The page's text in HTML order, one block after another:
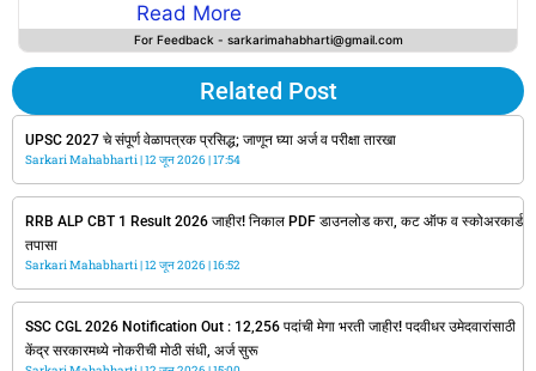
भरती, रेल्वे भरती, Bank Jobs, SSC, UPSC, PSC,
Defence Jobs तसेच सर्व राज्य सरकारच्या सरकारी
आपल्या वापरकर्त्यांसाठी अचूक, वेळेवर, सत्य आणि विश्वसनीय
माहिती प्रदान करण्याचे काम करते.
Sarkarimahabharti.com वर सरकारी विभागाच्या
अधिकृत जाहिरातींच्या आधारेच सरकारी नोकऱ्यांची नोटिफिकेशन
उपलब्ध करून दिली जाते.
Read More
For Feedback - sarkarimahabharti@gmail.com
Related Post
UPSC 2027 चे संपूर्ण वेळापत्रक प्रसिद्ध; जाणून घ्या अर्ज व परीक्षा तारखा
Sarkari Mahabharti 12 जून 2026 17:54
RRB ALP CBT 1 Result 2026 जाहीर! निकाल PDF डाउनलोड करा, कट ऑफ व स्कोअरकार्ड
तपासा
Sarkari Mahabharti 12 जून 2026 16:52
SSC CGL 2026 Notification Out : 12,256 पदांची मेगा भरती जाहीर! पदवीधर उमेदवारांसाठी
केंद्र सरकारमध्ये नोकरीची मोठी संधी, अर्ज सुरू